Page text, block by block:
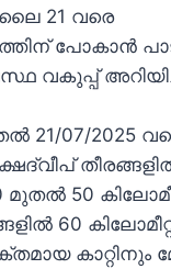
21 വരെ
പോകാൻ
വകുപ്പ്
21/07/2025
മുതൽ 50
60
കാറ്റിനും